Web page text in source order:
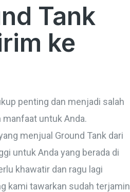
Tank
ke
penting dan menjadi salah
untuk Anda.
menjual Ground Tank dari
untuk Anda yang berada di
khawatir dan ragu lagi
kami tawarkan sudah terjamin